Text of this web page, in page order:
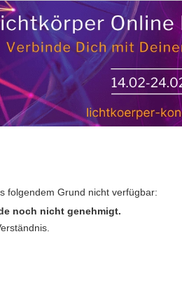
folgendem Grund nicht verfügbar:
noch nicht genehmigt.